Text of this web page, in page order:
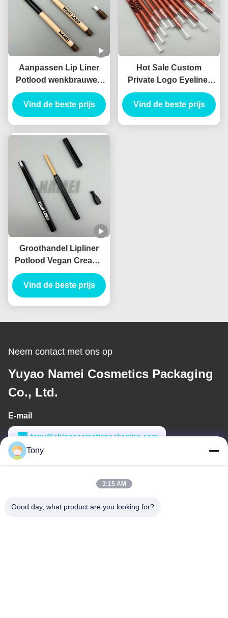
Aanpassen Lip Liner
Potlood wenkbrauwen
eyeliner buis met
borstel lip liner potlood
container met chipper
Vind de beste prijs
Hot Sale Custom
Private Logo Eyeliner
Potlood Container
Blister potlood Slim
Leeg Lip Liner Tube
Vind de beste prijs
Groothandel Lipliner
Potlood Vegan Creamy
Container Waterdicht
Custom Logo Private
Label
Vind de beste prijs
Neem contact met ons op
Yuyao Namei Cosmetics Packaging
Co., Ltd.
E-mail
tony@chinacosmeticpackaging.com
Werktijd
Tony
3:15 AM
Good day, what product are you looking for?